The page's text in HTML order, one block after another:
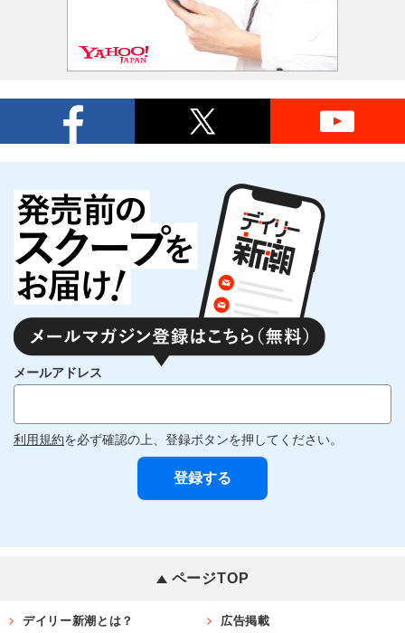
メールアドレス
利用規約を必ず確認の上、登録ボタンを押してください。
ページTOP
デイリー新潮とは？ 広告掲載